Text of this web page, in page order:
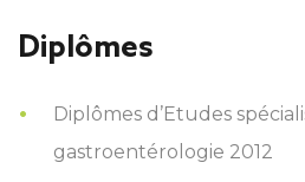
Diplômes
Diplômes d’Etudes
gastroentérologie 2012